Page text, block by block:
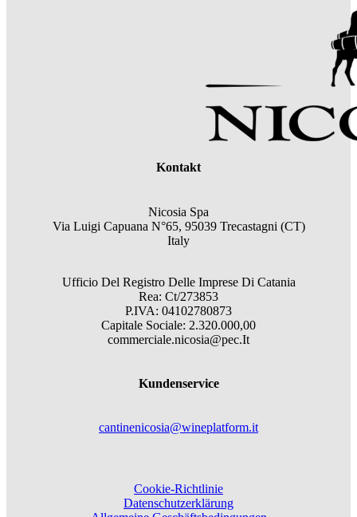
Kontakt
Nicosia Spa
Via Luigi Capuana N°65, 95039 Trecastagni (CT)
Italy
Ufficio Del Registro Delle Imprese Di Catania
Rea: Ct/273853
P.IVA: 04102780873
Capitale Sociale: 2.320.000,00
commerciale.nicosia@pec.It
Kundenservice
cantinenicosia@wineplatform.it
Cookie-Richtlinie
Datenschutzerklärung